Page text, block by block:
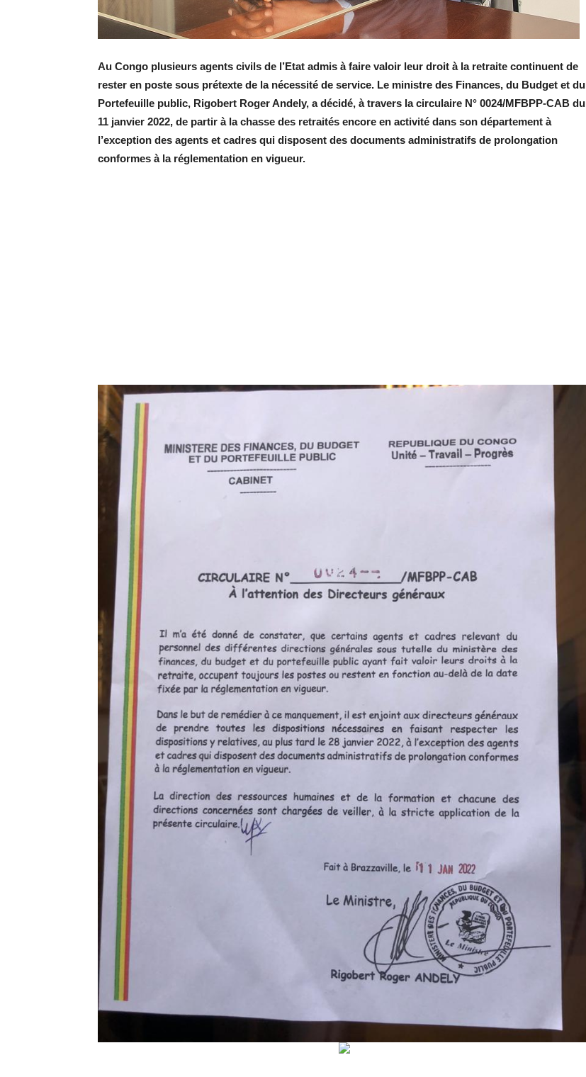
Au Congo plusieurs agents civils de l’Etat admis à faire valoir leur droit à la retraite continuent de
rester en poste sous prétexte de la nécessité de service. Le ministre des Finances, du Budget et du
Portefeuille public, Rigobert Roger Andely, a décidé, à travers la circulaire N° 0024/MFBPP-CAB du
11 janvier 2022, de partir à la chasse des retraités encore en activité dans son département à
l’exception des agents et cadres qui disposent des documents administratifs de prolongation
conformes à la réglementation en vigueur.